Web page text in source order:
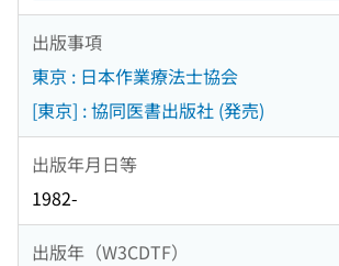
出版事項
東京 : 日本作業療法士協会
[東京] : 協同医書出版社 (発売)
出版年月日等
1982-
出版年（W3CDTF）